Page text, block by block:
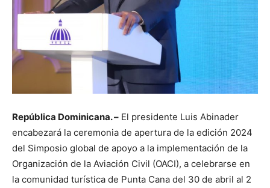
República Dominicana. – El presidente Luis Abinader
encabezará la ceremonia de apertura de la edición 2024
del Simposio global de apoyo a la implementación de la
Organización de la Aviación Civil (OACI), a celebrarse en
la comunidad turística de Punta Cana del 30 de abril al 2